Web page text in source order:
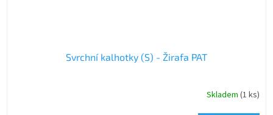
Svrchní kalhotky (S) - Žirafa PAT
Skladem (1 ks)